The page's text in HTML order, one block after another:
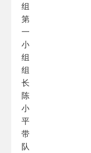
组
第
一
小
组
组
长
陈
小
平
带
队